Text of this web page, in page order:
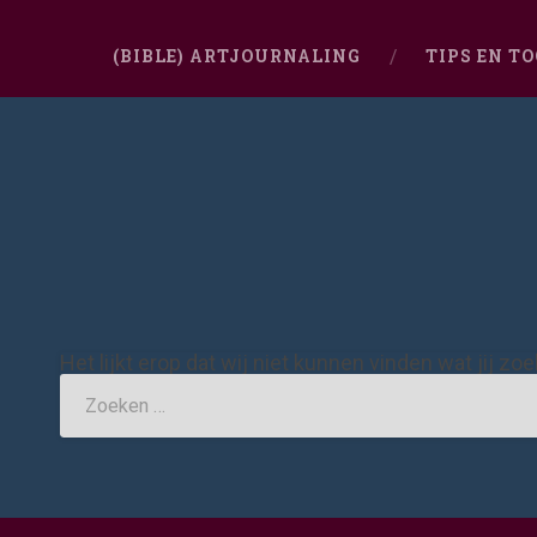
(BIBLE) ARTJOURNALING TIPS EN
Het lijkt erop dat wij niet kunnen vinden wat jij